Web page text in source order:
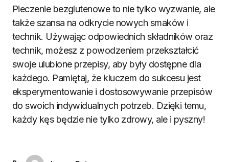
Pieczenie bezglutenowe to nie tylko wyzwanie, ale
także szansa na odkrycie nowych smaków i
technik. Używając odpowiednich składników oraz
technik, możesz z powodzeniem przekształcić
swoje ulubione przepisy, aby były dostępne dla
każdego. Pamiętaj, że kluczem do sukcesu jest
eksperymentowanie i dostosowywanie przepisów
do swoich indywidualnych potrzeb. Dzięki temu,
każdy kęs będzie nie tylko zdrowy, ale i pyszny!